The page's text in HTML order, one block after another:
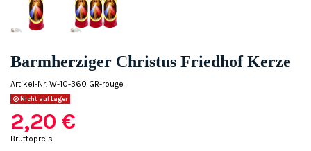
Barmherziger Christus Friedhof Kerze
Artikel-Nr. W-10-360 GR-rouge
Nicht auf Lager
2,20 €
Bruttopreis